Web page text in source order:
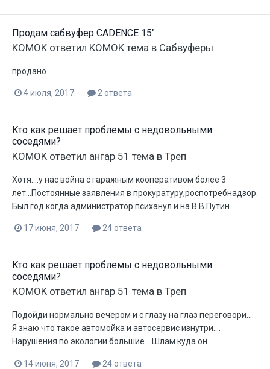
Продам сабвуфер CADENCE 15"
KOMOK ответил KOMOK тема в Сабвуферы
продано
4 июля, 2017 2 ответа
Кто как решает проблемы с недовольными
соседями?
KOMOK ответил ангар 51 тема в Треп
Хотя....у нас война с гаражным кооперативом более 3
лет...Постоянные заявления в прокуратуру,роспотребнадзор.
Был год когда администратор психанул и на В.В.Путин...
17 июня, 2017 24 ответа
Кто как решает проблемы с недовольными
соседями?
KOMOK ответил ангар 51 тема в Треп
Подойди нормально вечером и с глазу на глаз переговори....
Я знаю что такое автомойка и автосервис изнутри....
Нарушения по экологии большие....Шлам куда он...
14 июня, 2017 24 ответа